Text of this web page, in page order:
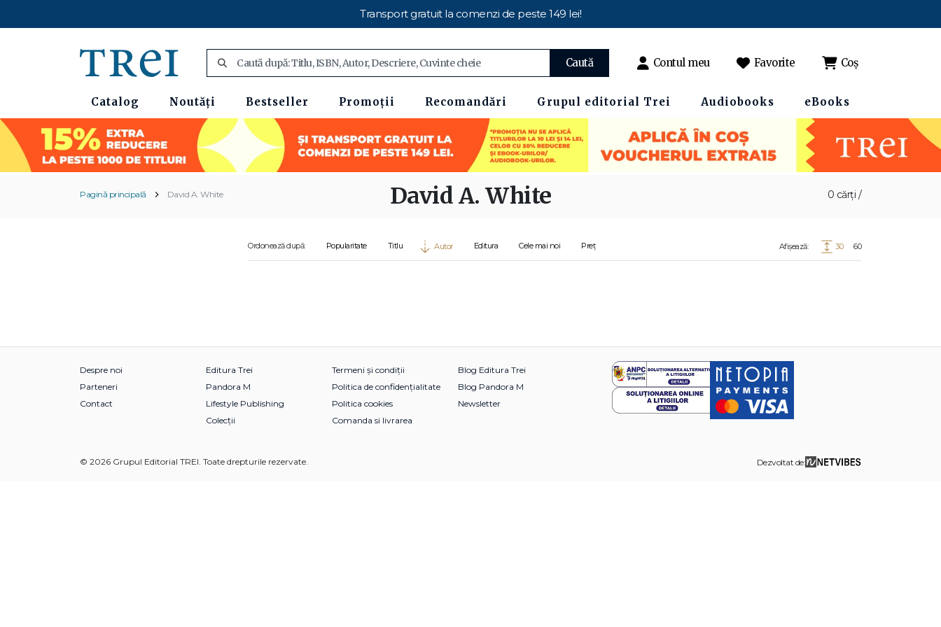
Transport gratuit la comenzi de peste 149 lei!
Caută Contul meu Favorite Coș
Catalog Noutăți Bestseller Promoții Recomandări Grupul editorial Trei Audiobooks eBooks
Pagină principală David A. White 0 cărți /
David A. White
Ordonează după: Popularitate Titlu Autor Editura Cele mai noi Preț Afișează: 30 60
Despre noi
Parteneri
Contact
Editura Trei
Pandora M
Lifestyle Publishing
Colecții
Termeni și condiții
Politica de confidențialitate
Politica cookies
Comanda si livrarea
Blog Editura Trei
Blog Pandora M
Newsletter
© 2026 Grupul Editorial TREI. Toate drepturile rezervate. Dezvoltat de: